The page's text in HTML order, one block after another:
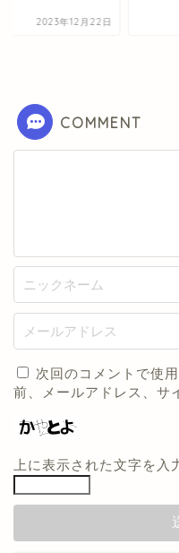
2023年12月22日
COMMENT
次回のコメントで使
前、メールアドレス、サ
上に表示された文字を入